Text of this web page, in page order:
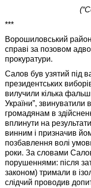
***
Ворошиловський
справі за позовом
прокуратури.
Салов був узятий під
президентських
вилучили кілька
України”,
громадянам в
вплинути на
винним і призначив
позбавлення волі
роки. За словами
порушеннями: після
законом) тримали в
слідчий проводив